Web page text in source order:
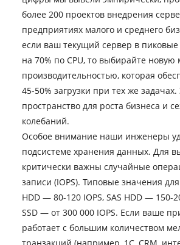
более 200 проектов внедрения
предприятиях малого и среднего
если ваш текущий сервер в
на 70% по CPU, то выбирайте новую
производительностью, которая
45-50% загрузки при тех же задачах.
пространство для роста бизнеса и
колебаний.
Особое внимание наши инженеры
подсистеме хранения данных. Для
критически важны случайные
записи (IOPS). Типовые значения для
HDD — 80-120 IOPS, SAS HDD — 150-
SSD — от 300 000 IOPS. Если ваше
работает с большим количеством